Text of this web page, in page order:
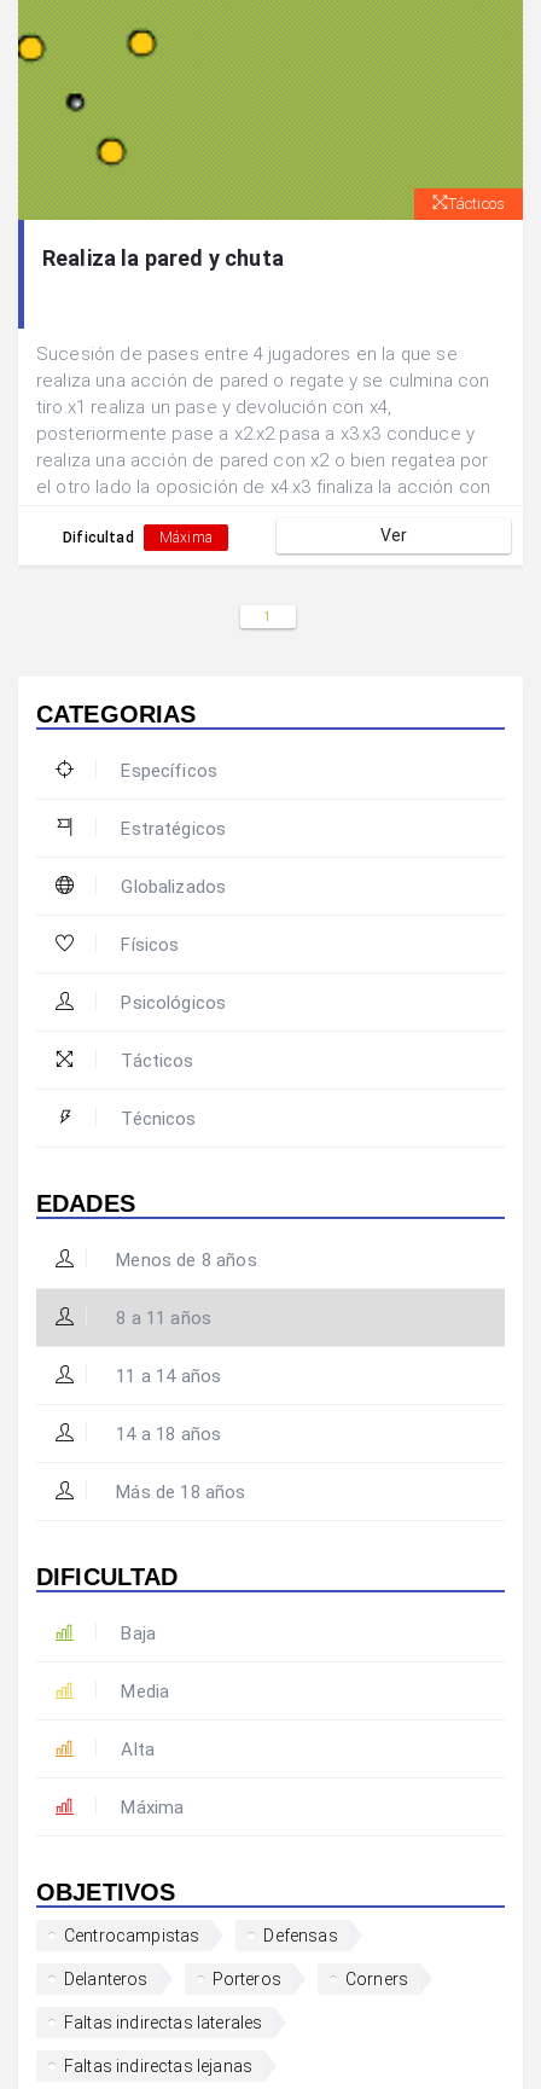
Tácticos
Realiza la pared y chuta
Sucesión de pases entre 4 jugadores en la que se
realiza una acción de pared o regate y se culmina con
tiro.x1 realiza un pase y devolución con x4,
posteriormente pase a x2.x2 pasa a x3.x3 conduce y
realiza una acción de pared con x2 o bien regatea por
el otro lado la oposición de x4.x3 finaliza la acción con
Dificultad Máxima Ver
1
CATEGORIAS
Específicos
Estratégicos
Globalizados
Físicos
Psicológicos
Tácticos
Técnicos
EDADES
Menos de 8 años
8 a 11 años
11 a 14 años
14 a 18 años
Más de 18 años
DIFICULTAD
Baja
Media
Alta
Máxima
OBJETIVOS
Centrocampistas Defensas
Delanteros Porteros Corners
Faltas indirectas laterales
Faltas indirectas lejanas